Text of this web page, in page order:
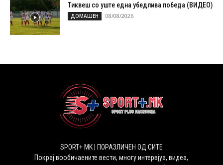
Тиквеш со уште една убедлива победа (ВИДЕО)
ДОМАШЕН 08/08/2026
SPORT+ MK | ПОРАЗЛИЧЕН ОД СИТЕ
Покрај вообичаените вести, многу интервјуа, видеа,